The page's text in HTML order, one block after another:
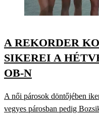
A REKORDER
SIKEREI A
OB-N
A női párosok döntőjében
vegyes párosban pedig